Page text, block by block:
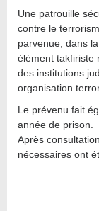
Une patrouille
contre le
parvenue, dans
élément takfiriste
des institutions
organisation
Le prévenu fait
année de prison.
Après
nécessaires ont